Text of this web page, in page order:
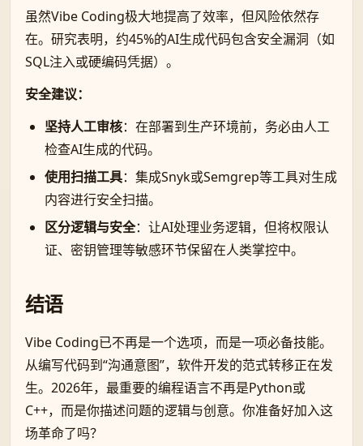
虽然Vibe Coding极大地提高了效率，但风险依然存
在。研究表明，约45%的AI生成代码包含安全漏洞（如
SQL注入或硬编码凭据）。
安全建议：
坚持人工审核：在部署到生产环境前，务必由人工
检查AI生成的代码。
使用扫描工具：集成Snyk或Semgrep等工具对生成
内容进行安全扫描。
区分逻辑与安全：让AI处理业务逻辑，但将权限认
证、密钥管理等敏感环节保留在人类掌控中。
结语
Vibe Coding已不再是一个选项，而是一项必备技能。
从编写代码到“沟通意图”，软件开发的范式转移正在发
生。2026年，最重要的编程语言不再是Python或
C++，而是你描述问题的逻辑与创意。你准备好加入这
场革命了吗？